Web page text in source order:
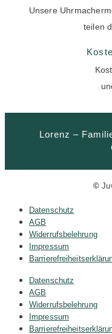
Unsere
teilen
Lorenz –
©
Datenschutz
AGB
Widerrufsbelehrung
Impressum
Datenschutz
AGB
Widerrufsbelehrung
Impressum